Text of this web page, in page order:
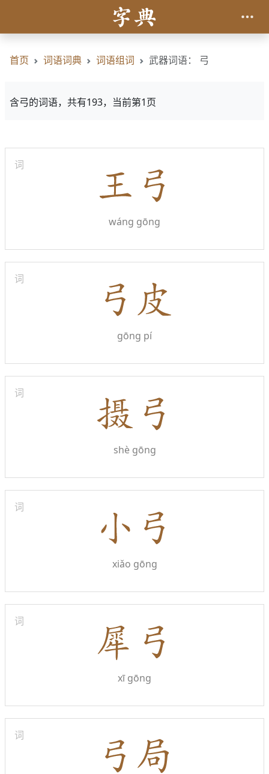
首页 词语词典 词语组词 武器词语： 弓
含弓的词语，共有193，当前第1页
词
wáng gōng
词
gōng pí
词
shè gōng
词
xiǎo gōng
词
xī gōng
词